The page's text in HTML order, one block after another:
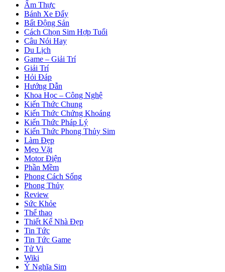
Ẩm Thực
Bánh Xe Đẩy
Bất Động Sản
Cách Chọn Sim Hợp Tuổi
Câu Nói Hay
Du Lịch
Game – Giải Trí
Giải Trí
Hỏi Đáp
Hướng Dẫn
Khoa Học – Công Nghệ
Kiến Thức Chung
Kiến Thức Chứng Khoáng
Kiến Thức Pháp Lý
Kiến Thức Phong Thủy Sim
Làm Đẹp
Mẹo Vặt
Motor Điện
Phần Mềm
Phong Cách Sống
Phong Thủy
Review
Sức Khỏe
Thể thao
Thiết Kế Nhà Đẹp
Tin Tức
Tin Tức Game
Tử Vi
Wiki
Ý Nghĩa Sim